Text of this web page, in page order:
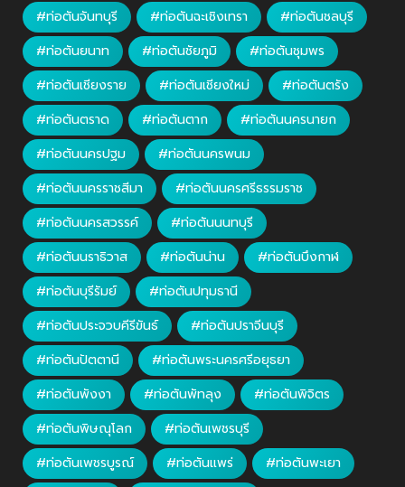
#ท่อตันจันทบุรี
#ท่อตันฉะเชิงเทรา
#ท่อตันชลบุรี
#ท่อตันยนาท
#ท่อตันชัยภูมิ
#ท่อตันชุมพร
#ท่อตันเชียงราย
#ท่อตันเชียงใหม่
#ท่อตันตรัง
#ท่อตันตราด
#ท่อตันตาก
#ท่อตันนครนายก
#ท่อตันนครปฐม
#ท่อตันนครพนม
#ท่อตันนครราชสีมา
#ท่อตันนครศรีธรรมราช
#ท่อตันนครสวรรค์
#ท่อตันนนทบุรี
#ท่อตันนราธิวาส
#ท่อตันน่าน
#ท่อตันบึงกาฬ
#ท่อตันบุรีรัมย์
#ท่อตันปทุมธานี
#ท่อตันประจวบคีรีขันธ์
#ท่อตันปราจีนบุรี
#ท่อตันปัตตานี
#ท่อตันพระนครศรีอยุธยา
#ท่อตันพังงา
#ท่อตันพัทลุง
#ท่อตันพิจิตร
#ท่อตันพิษณุโลก
#ท่อตันเพชรบุรี
#ท่อตันเพชรบูรณ์
#ท่อตันแพร่
#ท่อตันพะเยา